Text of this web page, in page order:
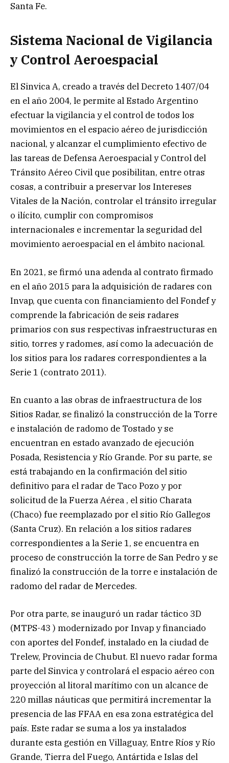
Santa Fe.
Sistema Nacional de Vigilancia
y Control Aeroespacial
El Sinvica A, creado a través del Decreto 1407/04
en el año 2004, le permite al Estado Argentino
efectuar la vigilancia y el control de todos los
movimientos en el espacio aéreo de jurisdicción
nacional, y alcanzar el cumplimiento efectivo de
las tareas de Defensa Aeroespacial y Control del
Tránsito Aéreo Civil que posibilitan, entre otras
cosas, a contribuir a preservar los Intereses
Vitales de la Nación, controlar el tránsito irregular
o ilícito, cumplir con compromisos
internacionales e incrementar la seguridad del
movimiento aeroespacial en el ámbito nacional.
En 2021, se firmó una adenda al contrato firmado
en el año 2015 para la adquisición de radares con
Invap, que cuenta con financiamiento del Fondef y
comprende la fabricación de seis radares
primarios con sus respectivas infraestructuras en
sitio, torres y radomes, así como la adecuación de
los sitios para los radares correspondientes a la
Serie 1 (contrato 2011).
En cuanto a las obras de infraestructura de los
Sitios Radar, se finalizó la construcción de la Torre
e instalación de radomo de Tostado y se
encuentran en estado avanzado de ejecución
Posada, Resistencia y Río Grande. Por su parte, se
está trabajando en la confirmación del sitio
definitivo para el radar de Taco Pozo y por
solicitud de la Fuerza Aérea , el sitio Charata
(Chaco) fue reemplazado por el sitio Río Gallegos
(Santa Cruz). En relación a los sitios radares
correspondientes a la Serie 1, se encuentra en
proceso de construcción la torre de San Pedro y se
finalizó la construcción de la torre e instalación de
radomo del radar de Mercedes.
Por otra parte, se inauguró un radar táctico 3D
(MTPS-43 ) modernizado por Invap y financiado
con aportes del Fondef, instalado en la ciudad de
Trelew, Provincia de Chubut. El nuevo radar forma
parte del Sinvica y controlará el espacio aéreo con
proyección al litoral marítimo con un alcance de
220 millas náuticas que permitirá incrementar la
presencia de las FFAA en esa zona estratégica del
país. Este radar se suma a los ya instalados
durante esta gestión en Villaguay, Entre Ríos y Río
Grande, Tierra del Fuego, Antártida e Islas del